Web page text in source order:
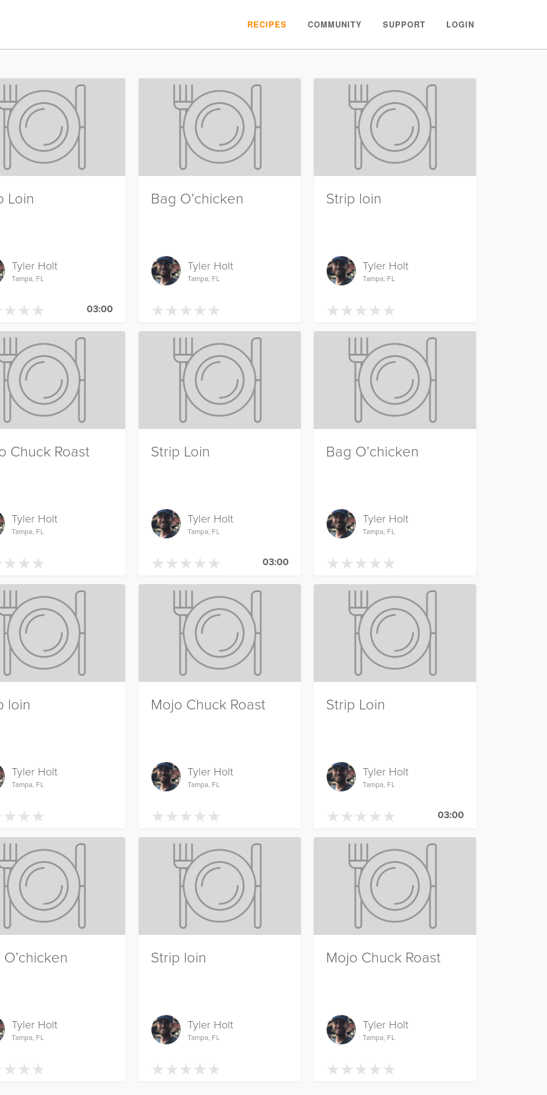
RECIPES COMMUNITY SUPPORT LOGIN
Loin
Tyler Holt
Tampa, FL
★ ★ ★
★ ★ ★ 03:00
Bag O’chicken
Tyler Holt
Tampa, FL
★ ★ ★ ★ ★
★ ★ ★ ★ ★
Strip loin
Tyler Holt
Tampa, FL
★ ★ ★ ★ ★
★ ★ ★ ★ ★
Chuck Roast
Tyler Holt
Tampa, FL
★ ★ ★
★ ★ ★
Strip Loin
Tyler Holt
Tampa, FL
★ ★ ★ ★ ★
★ ★ ★ ★ ★ 03:00
Bag O’chicken
Tyler Holt
Tampa, FL
★ ★ ★ ★ ★
★ ★ ★ ★ ★
loin
Tyler Holt
Tampa, FL
★ ★ ★
★ ★ ★
Mojo Chuck Roast
Tyler Holt
Tampa, FL
★ ★ ★ ★ ★
★ ★ ★ ★ ★
Strip Loin
Tyler Holt
Tampa, FL
★ ★ ★ ★ ★
★ ★ ★ ★ ★ 03:00
Tyler Holt
Tampa, FL
★ ★ ★
★ ★ ★
Strip loin
Tyler Holt
Tampa, FL
★ ★ ★ ★ ★
★ ★ ★ ★ ★
Mojo Chuck Roast
Tyler Holt
Tampa, FL
★ ★ ★ ★ ★
★ ★ ★ ★ ★